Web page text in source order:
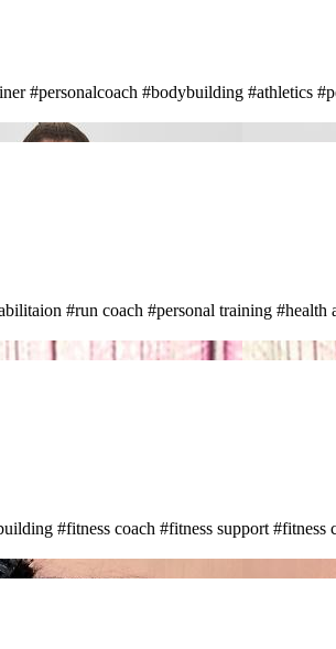
#personalcoach #bodybuilding #athletics
#run coach #personal training #health
#fitness coach #fitness support #fitness